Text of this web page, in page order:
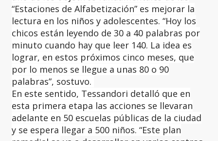
“Estaciones de Alfabetización” es mejorar la
lectura en los niños y adolescentes. “Hoy los
chicos están leyendo de 30 a 40 palabras por
minuto cuando hay que leer 140. La idea es
lograr, en estos próximos cinco meses, que
por lo menos se llegue a unas 80 o 90
palabras”, sostuvo.
En este sentido, Tessandori detalló que en
esta primera etapa las acciones se llevaran
adelante en 50 escuelas públicas de la ciudad
y se espera llegar a 500 niños. “Este plan